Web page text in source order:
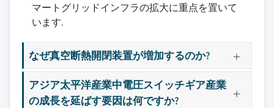
マートグリッドインフラの拡大に重点を置いて
います.
なぜ真空断熱開閉装置が増加するのか?
アジア太平洋産業中電圧スイッチギア産業
の成長を延ばす要因は何ですか?